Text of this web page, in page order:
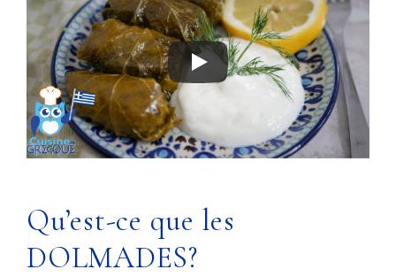
Qu’est-ce que les
DOLMADES?